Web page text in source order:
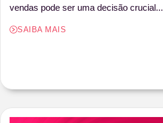
vendas pode ser uma decisão crucial...
SAIBA MAIS